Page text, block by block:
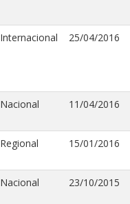
Internacional 25/04/2016
Nacional 11/04/2016
Regional 15/01/2016
Nacional 23/10/2015